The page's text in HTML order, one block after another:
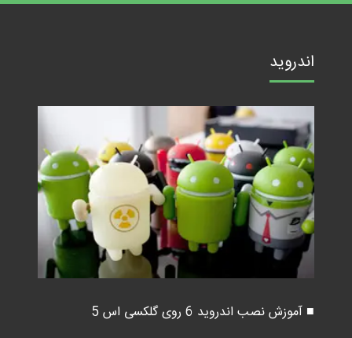
اندروید
■ آموزش نصب اندروید 6 روی گلکسی اس 5